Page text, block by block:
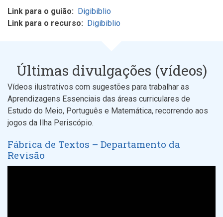
Link para o guião
Digibiblio
Link para o recurso
Digibiblio
Últimas divulgações (vídeos)
Vídeos ilustrativos com sugestões para trabalhar as
Aprendizagens Essenciais das áreas curriculares de
Estudo do Meio, Português e Matemática, recorrendo aos
jogos da Ilha Periscópio.
Fábrica de Textos – Departamento da
Revisão